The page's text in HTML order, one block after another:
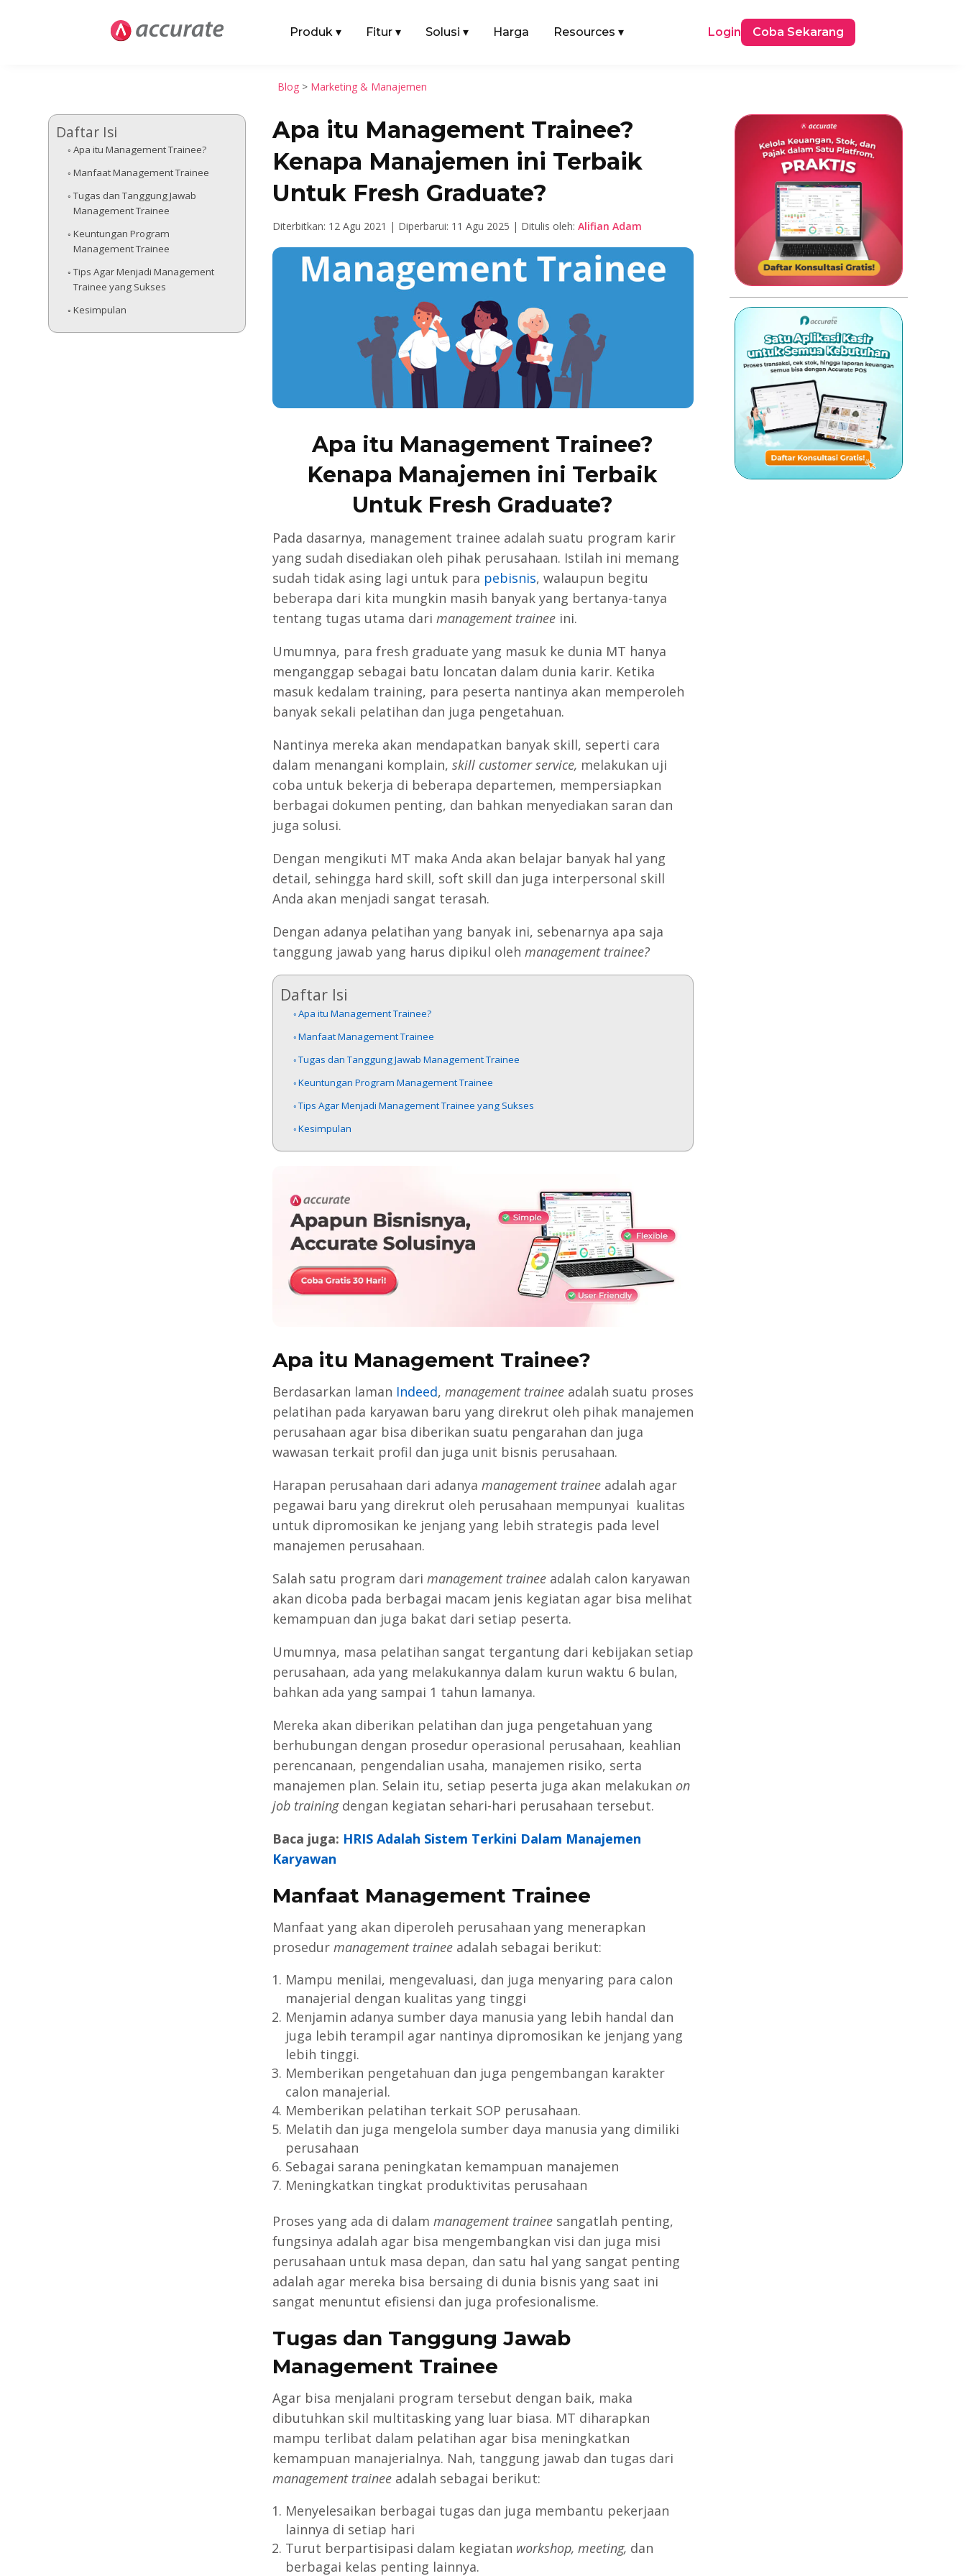
Produk ▾ Fitur ▾ Solusi ▾ Harga Resources ▾ Login Coba Sekarang
Blog > Marketing & Manajemen
Daftar Isi
Apa itu Management Trainee?
Manfaat Management Trainee
Tugas dan Tanggung Jawab
Management Trainee
Keuntungan Program
Management Trainee
Tips Agar Menjadi Management
Trainee yang Sukses
Kesimpulan
Apa itu Management Trainee?
Kenapa Manajemen ini Terbaik
Untuk Fresh Graduate?
Diterbitkan: 12 Agu 2021 | Diperbarui: 11 Agu 2025 | Ditulis oleh: Alifian Adam
Apa itu Management Trainee?
Kenapa Manajemen ini Terbaik
Untuk Fresh Graduate?
Pada dasarnya, management trainee adalah suatu program karir
yang sudah disediakan oleh pihak perusahaan. Istilah ini memang
sudah tidak asing lagi untuk para pebisnis, walaupun begitu
beberapa dari kita mungkin masih banyak yang bertanya-tanya
tentang tugas utama dari management trainee ini.
Umumnya, para fresh graduate yang masuk ke dunia MT hanya
menganggap sebagai batu loncatan dalam dunia karir. Ketika
masuk kedalam training, para peserta nantinya akan memperoleh
banyak sekali pelatihan dan juga pengetahuan.
Nantinya mereka akan mendapatkan banyak skill, seperti cara
dalam menangani komplain, skill customer service, melakukan uji
coba untuk bekerja di beberapa departemen, mempersiapkan
berbagai dokumen penting, dan bahkan menyediakan saran dan
juga solusi.
Dengan mengikuti MT maka Anda akan belajar banyak hal yang
detail, sehingga hard skill, soft skill dan juga interpersonal skill
Anda akan menjadi sangat terasah.
Dengan adanya pelatihan yang banyak ini, sebenarnya apa saja
tanggung jawab yang harus dipikul oleh management trainee?
Daftar Isi
Apa itu Management Trainee?
Manfaat Management Trainee
Tugas dan Tanggung Jawab Management Trainee
Keuntungan Program Management Trainee
Tips Agar Menjadi Management Trainee yang Sukses
Kesimpulan
Apa itu Management Trainee?
Berdasarkan laman Indeed, management trainee adalah suatu proses
pelatihan pada karyawan baru yang direkrut oleh pihak manajemen
perusahaan agar bisa diberikan suatu pengarahan dan juga
wawasan terkait profil dan juga unit bisnis perusahaan.
Harapan perusahaan dari adanya management trainee adalah agar
pegawai baru yang direkrut oleh perusahaan mempunyai kualitas
untuk dipromosikan ke jenjang yang lebih strategis pada level
manajemen perusahaan.
Salah satu program dari management traineeadalah calon karyawan
akan dicoba pada berbagai macam jenis kegiatan agar bisa melihat
kemampuan dan juga bakat dari setiap peserta.
Umumnya, masa pelatihan sangat tergantung dari kebijakan setiap
perusahaan, ada yang melakukannya dalam kurun waktu 6 bulan,
bahkan ada yang sampai 1 tahun lamanya.
Mereka akan diberikan pelatihan dan juga pengetahuan yang
berhubungan dengan prosedur operasional perusahaan, keahlian
perencanaan, pengendalian usaha, manajemen risiko, serta
manajemen plan. Selain itu, setiap peserta juga akan melakukan on
job training dengan kegiatan sehari-hari perusahaan tersebut.
Baca juga: HRIS Adalah Sistem Terkini Dalam Manajemen
Karyawan
Manfaat Management Trainee
Manfaat yang akan diperoleh perusahaan yang menerapkan
prosedur management trainee adalah sebagai berikut:
Mampu menilai, mengevaluasi, dan juga menyaring para calon
manajerial dengan kualitas yang tinggi
Menjamin adanya sumber daya manusia yang lebih handal dan
juga lebih terampil agar nantinya dipromosikan ke jenjang yang
lebih tinggi.
Memberikan pengetahuan dan juga pengembangan karakter
calon manajerial.
Memberikan pelatihan terkait SOP perusahaan.
Melatih dan juga mengelola sumber daya manusia yang dimiliki
perusahaan
Sebagai sarana peningkatan kemampuan manajemen
Meningkatkan tingkat produktivitas perusahaan
Proses yang ada di dalam management trainee sangatlah penting,
fungsinya adalah agar bisa mengembangkan visi dan juga misi
perusahaan untuk masa depan, dan satu hal yang sangat penting
adalah agar mereka bisa bersaing di dunia bisnis yang saat ini
sangat menuntut efisiensi dan juga profesionalisme.
Tugas dan Tanggung Jawab
Management Trainee
Agar bisa menjalani program tersebut dengan baik, maka
dibutuhkan skil multitasking yang luar biasa. MT diharapkan
mampu terlibat dalam pelatihan agar bisa meningkatkan
kemampuan manajerialnya. Nah, tanggung jawab dan tugas dari
management trainee adalah sebagai berikut:
Menyelesaikan berbagai tugas dan juga membantu pekerjaan
lainnya di setiap hari
Turut berpartisipasi dalam kegiatan workshop, meeting, dan
berbagai kelas penting lainnya.